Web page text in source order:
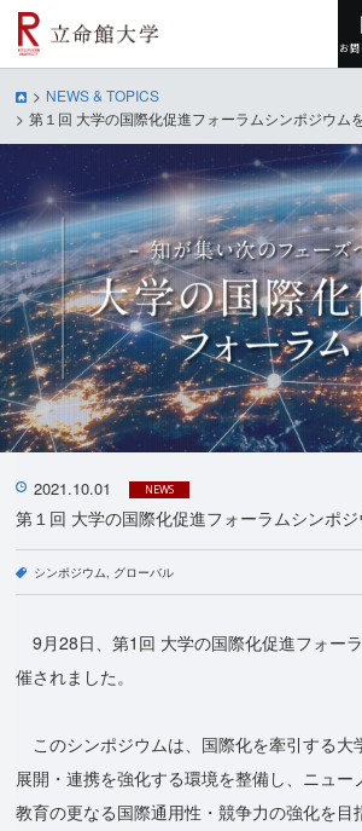
お
NEWS & TOPICS
第１回 大学の国際化促進フォーラムシンポジウム
2021.10.01 NEWS
第１回 大学の国際化促進フォーラムシンポ
シンポジウム グローバル
9月28日、第1回 大学の国際化促進フォー
催されました。
このシンポジウムは、国際化を牽引する大
展開・連携を強化する環境を整備し、ニュ
教育の更なる国際通用性・競争力の強化を目